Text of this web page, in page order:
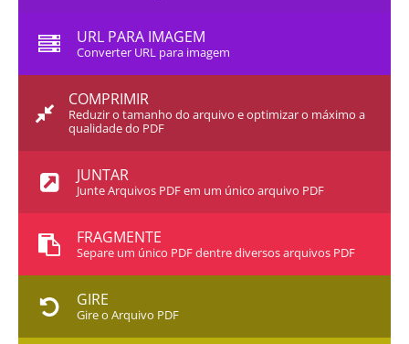
URL PARA IMAGEM
Converter URL para imagem
COMPRIMIR
Reduzir o tamanho do arquivo e optimizar o máximo a
qualidade do PDF
JUNTAR
Junte Arquivos PDF em um único arquivo PDF
FRAGMENTE
Separe um único PDF dentre diversos arquivos PDF
GIRE
Gire o Arquivo PDF